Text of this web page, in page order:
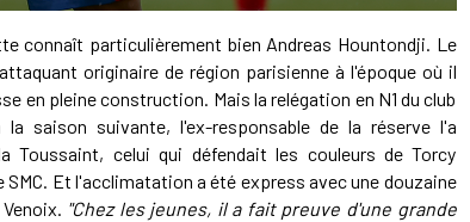
connaît particulièrement bien Andreas Hountondji. Le
originaire de région parisienne à l'époque où il
en pleine construction. Mais la relégation en N1 du club
saison suivante, l'ex-responsable de la réserve l'a
Toussaint, celui qui défendait les couleurs de Torcy
Et l'acclimatation a été express avec une douzaine
"Chez les jeunes, il a fait preuve d'une grande